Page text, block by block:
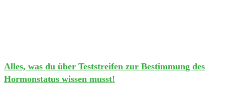
Alles, was du über Teststreifen zur Bestimmung des
Hormonstatus wissen musst!